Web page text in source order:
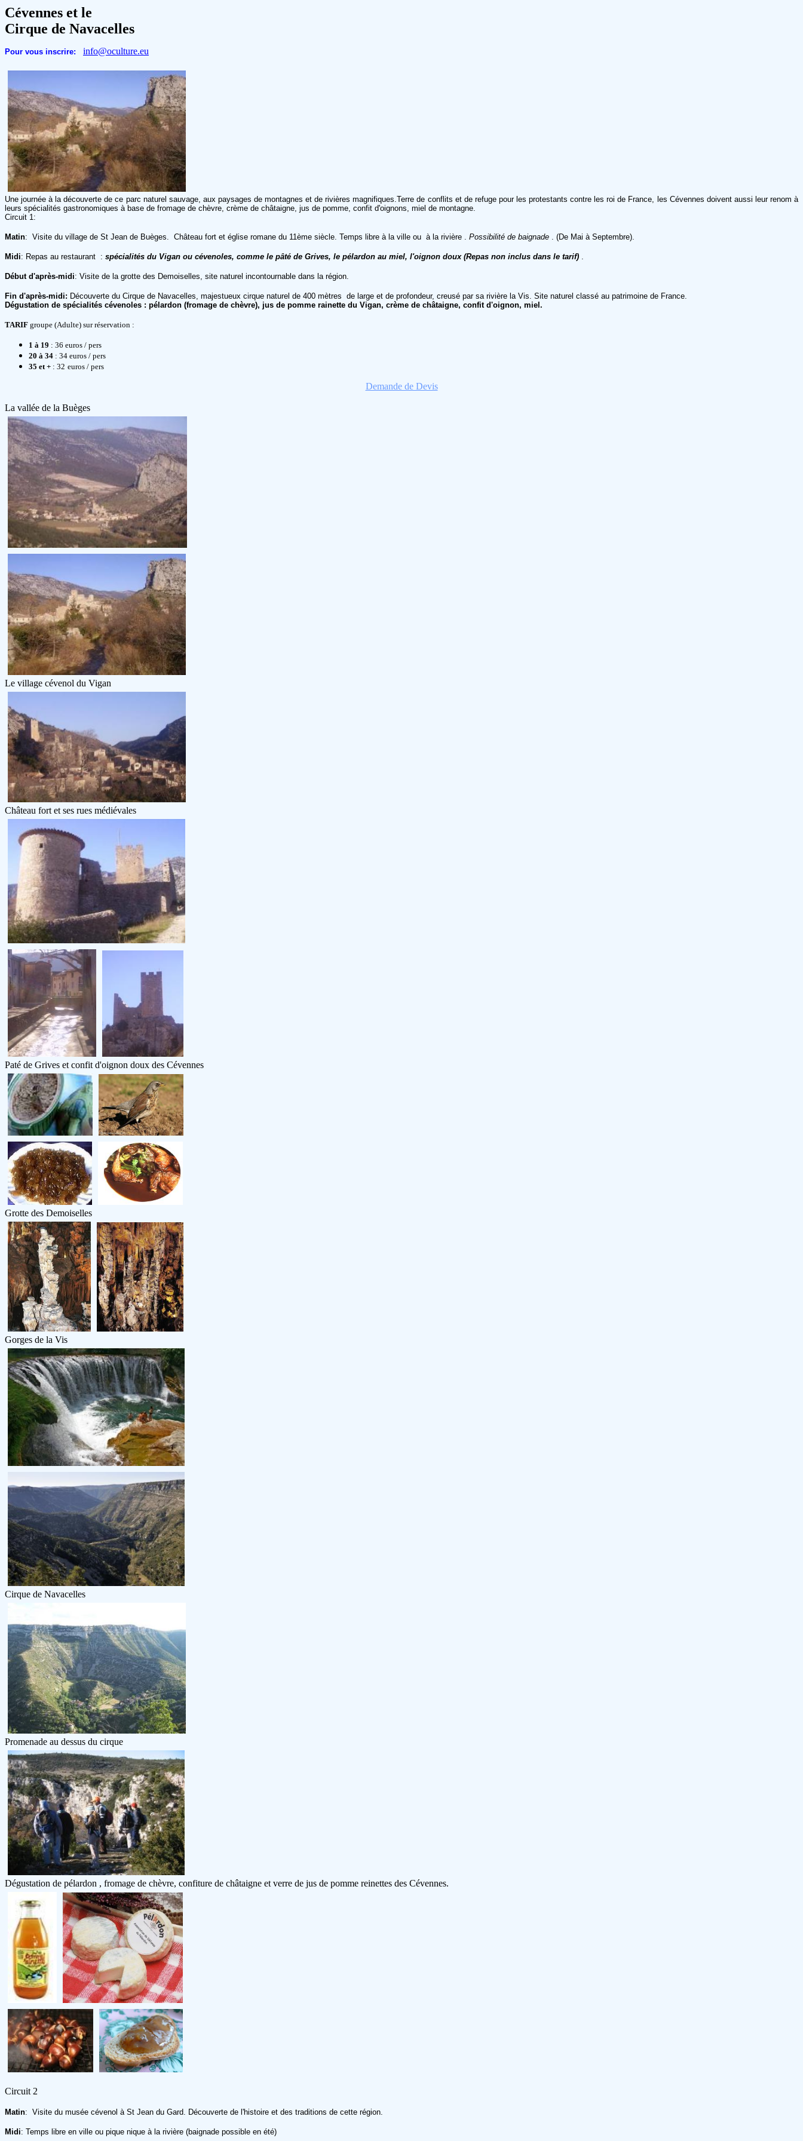
Cévennes et le
Cirque de Navacelles
Pour vous inscrire: info@oculture.eu
Une journée à la découverte de ce parc naturel sauvage, aux paysages de montagnes et de rivières magnifiques.Terre de conflits et de refuge pour les protestants contre les roi de France, les Cévennes doivent aussi leur renom à
leurs spécialités gastronomiques à base de fromage de chèvre, crème de châtaigne, jus de pomme, confit d'oignons, miel de montagne.
Circuit 1:
Matin: Visite du village de St Jean de Buèges. Château fort et église romane du 11ème siècle. Temps libre à la ville ou à la rivière . Possibilité de baignade . (De Mai à Septembre).
Midi: Repas au restaurant : spécialités du Vigan ou cévenoles, comme le pâté de Grives, le pélardon au miel, l'oignon doux (Repas non inclus dans le tarif) .
Début d'après-midi: Visite de la grotte des Demoiselles, site naturel incontournable dans la région.
Fin d'après-midi: Découverte du Cirque de Navacelles, majestueux cirque naturel de 400 mètres de large et de profondeur, creusé par sa rivière la Vis. Site naturel classé au patrimoine de France.
Dégustation de spécialités cévenoles : pélardon (fromage de chèvre), jus de pomme rainette du Vigan, crème de châtaigne, confit d'oignon, miel.
TARIF groupe (Adulte) sur réservation :
1 à 19 : 36 euros / pers
20 à 34 : 34 euros / pers
35 et + : 32 euros / pers
Demande de Devis
La vallée de la Buèges
Le village cévenol du Vigan
Château fort et ses rues médiévales
Paté de Grives et confit d'oignon doux des Cévennes
Grotte des Demoiselles
Gorges de la Vis
Cirque de Navacelles
Promenade au dessus du cirque
Dégustation de pélardon , fromage de chèvre, confiture de châtaigne et verre de jus de pomme reinettes des Cévennes.
Circuit 2
Matin: Visite du musée cévenol à St Jean du Gard. Découverte de l'histoire et des traditions de cette région.
Midi: Temps libre en ville ou pique nique à la rivière (baignade possible en été)